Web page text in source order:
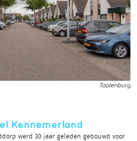
Toolenburg
Kennemerland
werd 30 jaar geleden gebouwd voor